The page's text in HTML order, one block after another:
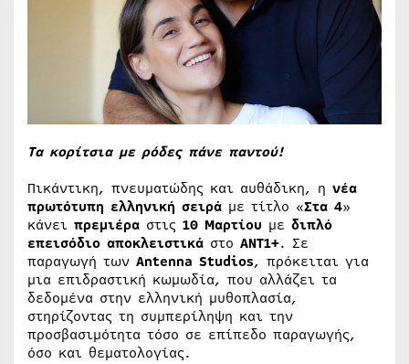
Τα κορίτσια με ρόδες πάνε παντού!
Πικάντικη, πνευματώδης και αυθάδικη, η νέα
πρωτότυπη ελληνική σειρά με τίτλο «Στα 4»
κάνει πρεμιέρα στις 10 Μαρτίου με διπλό
επεισόδιο αποκλειστικά στο ΑΝΤ1+. Σε
παραγωγή των Antenna Studios, πρόκειται για
μια επιδραστική κωμωδία, που αλλάζει τα
δεδομένα στην ελληνική μυθοπλασία,
στηρίζοντας τη συμπερίληψη και την
προσβασιμότητα τόσο σε επίπεδο παραγωγής,
όσο και θεματολογίας.